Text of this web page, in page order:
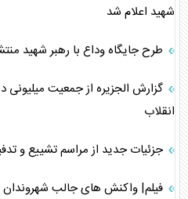
شهید اعلام شد
طرح جایگاه وداع با رهبر شهید
گزارش الجزیره از جمعیت میلیونی
انقلاب
جزئیات جدید از مراسم تشییع و
فیلم| واکنش های جالب شهروندان